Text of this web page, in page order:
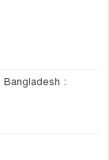
Bangladesh :